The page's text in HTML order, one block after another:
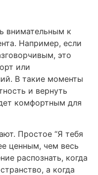
внимательным к
Например, если
это
или
В такие моменты
и вернуть
комфортным для
Простое “Я тебя
ценным, чем весь
распознать, когда
а когда